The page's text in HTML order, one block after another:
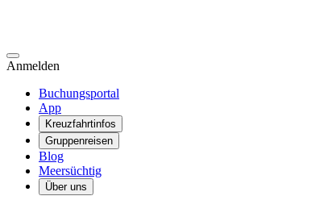
Anmelden
Buchungsportal
App
Kreuzfahrtinfos
Gruppenreisen
Blog
Meersüchtig
Über uns